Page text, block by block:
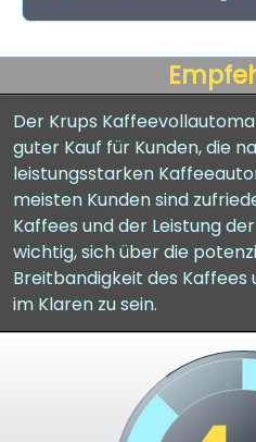
Der Krups
guter Kauf für Kunden, die
leistungsstarken
meisten Kunden sind
Kaffees und der Leistung
wichtig, sich über die
Breitbandigkeit des Kaffees
im Klaren zu sein.